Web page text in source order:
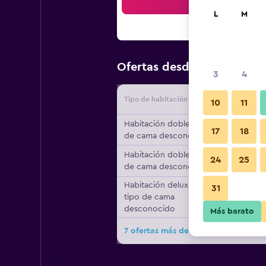
Ofertas desde Oferta
Tipo de habitación
Habitación doble, tipo
de cama desconocido
Habitación doble, tipo
de cama desconocido
Habitación deluxe,
tipo de cama
desconocido
7 ofertas más de Hatun Inti Boutique
L M
3 4
10 11
17 18
24 25
31
Más barato